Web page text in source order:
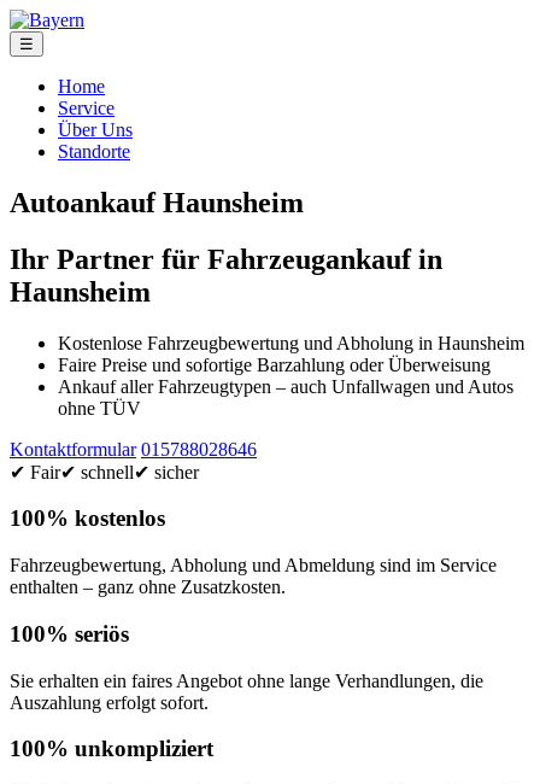
☰
Home
Service
Über Uns
Standorte
Autoankauf Haunsheim
Ihr Partner für Fahrzeugankauf in
Haunsheim
Kostenlose Fahrzeugbewertung und Abholung in Haunsheim
Faire Preise und sofortige Barzahlung oder Überweisung
Ankauf aller Fahrzeugtypen – auch Unfallwagen und Autos
ohne TÜV
Kontaktformular 015788028646
✔ Fair✔ schnell✔ sicher
100% kostenlos
Fahrzeugbewertung, Abholung und Abmeldung sind im Service
enthalten – ganz ohne Zusatzkosten.
100% seriös
Sie erhalten ein faires Angebot ohne lange Verhandlungen, die
Auszahlung erfolgt sofort.
100% unkompliziert